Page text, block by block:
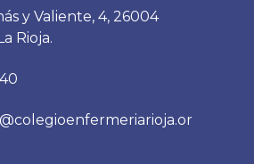
y Valiente, 4, 26004
Rioja.